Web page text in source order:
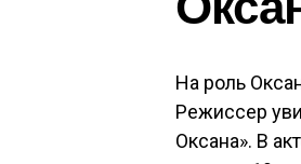
На роль
Режиссер
Оксана». В